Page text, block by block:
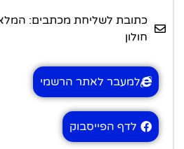
חולון
למעבר לאתר הרשמי
לדף הפייסבוק